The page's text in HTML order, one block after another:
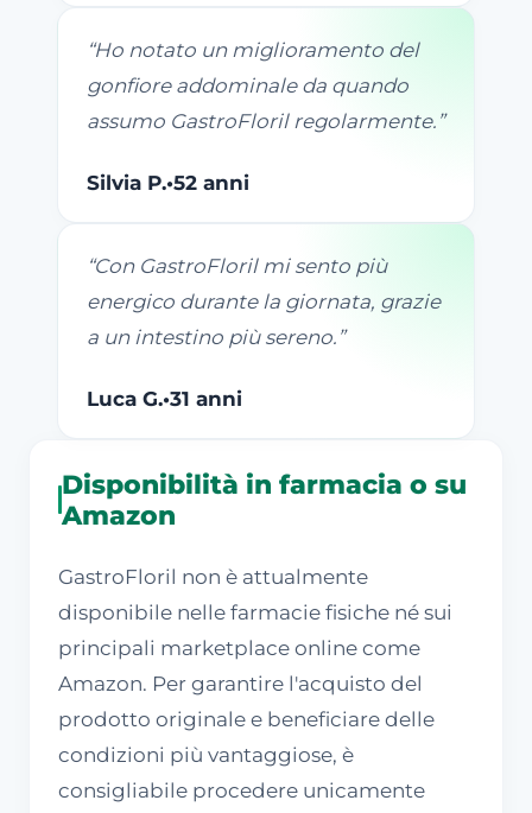
“Ho notato un miglioramento del
gonfiore addominale da quando
assumo GastroFloril regolarmente. ”
Silvia P.•52 anni
“Con GastroFloril mi sento più
energico durante la giornata, grazie
a un intestino più sereno. ”
Luca G.•31 anni
Disponibilità in farmacia o su
Amazon
GastroFloril non è attualmente
disponibile nelle farmacie fisiche né sui
principali marketplace online come
Amazon. Per garantire l'acquisto del
prodotto originale e beneficiare delle
condizioni più vantaggiose, è
consigliabile procedere unicamente